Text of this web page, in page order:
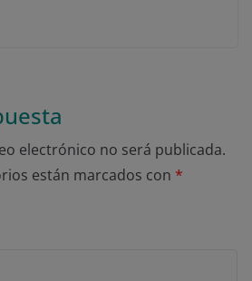
electrónico no será publicada.
están marcados con *